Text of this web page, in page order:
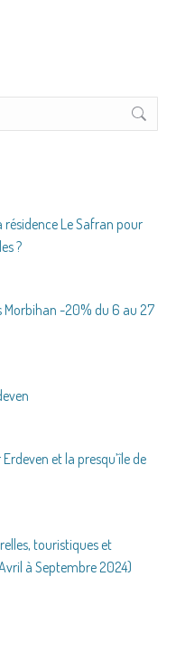
Le Safran pour
?
-20% du 6 au 27
et la presqu’île de
touristiques et
à Septembre 2024)